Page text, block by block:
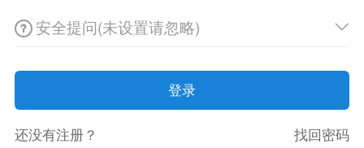
安全提问(未设置请忽略)
登录
还没有注册？ 找回密码